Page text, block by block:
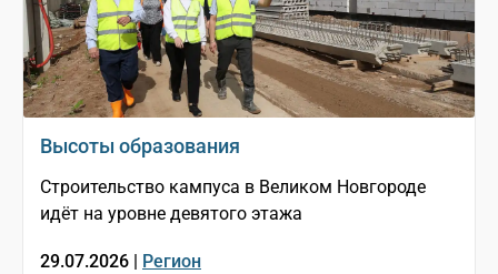
Высоты образования
Строительство кампуса в Великом Новгороде
идёт на уровне девятого этажа
29.07.2026 | Регион